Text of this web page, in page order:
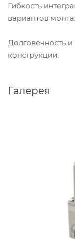
Гибкость
вариантов
Долговечность
конструкции.
Галерея